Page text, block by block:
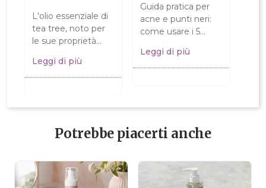
L'olio essenziale di
tea tree, noto per
le sue proprietà
antibatteriche e
antifungine, ha
Leggi di più
SECCARLA
Guida pratica per
acne e punti neri:
come usare i 5
Collezione albero
del tè nella routine
Leggi di più
Potrebbe piacerti anche